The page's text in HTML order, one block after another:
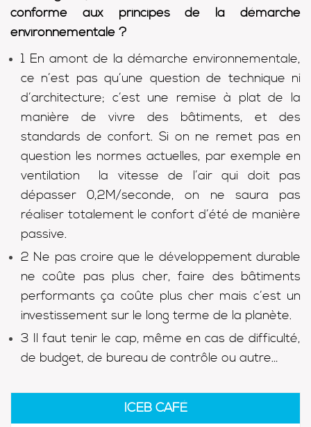
conforme aux principes de la démarche
environnementale ?
1 En amont de la démarche environnementale,
ce n’est pas qu’une question de technique ni
d’architecture; c’est une remise à plat de la
manière de vivre des bâtiments, et des
standards de confort. Si on ne remet pas en
question les normes actuelles, par exemple en
ventilation la vitesse de l’air qui doit pas
dépasser 0,2M/seconde, on ne saura pas
réaliser totalement le confort d’été de manière
passive.
2 Ne pas croire que le développement durable
ne coûte pas plus cher, faire des bâtiments
performants ça coûte plus cher mais c’est un
investissement sur le long terme de la planète.
3 Il faut tenir le cap, même en cas de difficulté,
de budget, de bureau de contrôle ou autre…
ICEB CAFÉ